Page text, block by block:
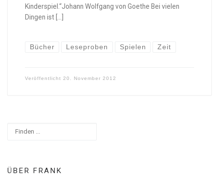
Kinderspiel.“Johann Wolfgang von Goethe Bei vielen
Dingen ist […]
Bücher Leseproben Spielen Zeit
Veröffentlicht 20. November 2012
ÜBER FRANK